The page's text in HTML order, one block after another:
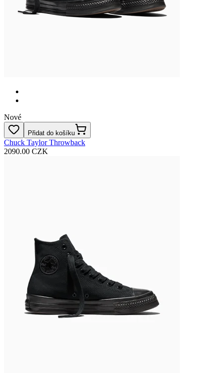
Nové
Přidat do košíku
Chuck Taylor Throwback
2090.00 CZK